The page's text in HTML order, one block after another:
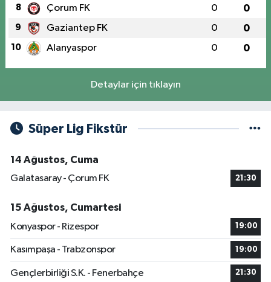
8 Çorum FK 0 0
9 Gaziantep FK 0 0
10 Alanyaspor 0 0
Detaylar için tıklayın
Süper Lig Fikstür
14 Ağustos, Cuma
Galatasaray - Çorum FK
21:30
15 Ağustos, Cumartesi
Konyaspor - Rizespor
19:00
Kasımpaşa - Trabzonspor 19:00
Gençlerbirliği S.K. - Fenerbahçe 21:30